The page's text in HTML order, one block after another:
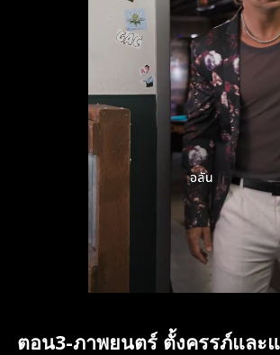
ตอน3-ภาพยนตร์ ตั้งครรภ์และ